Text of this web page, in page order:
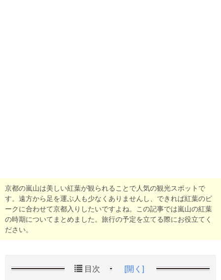
京都の嵐山は美しい紅葉が観られることで人気の観光スポットで
す。遠方から足を運ぶ人も少なくありませんし、できれば紅葉のピ
ークに合わせて京都入りしたいですよね。この記事では嵐山の紅葉
の時期についてまとめました。旅行の予定を立てる際にお役立てく
ださい。
目次 [開く]